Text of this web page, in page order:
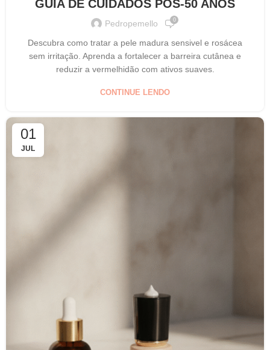
GUIA DE CUIDADOS PÓS-50 ANOS
Pedropemello 0
Descubra como tratar a pele madura sensivel e rosácea
sem irritação. Aprenda a fortalecer a barreira cutânea e
reduzir a vermelhidão com ativos suaves.
CONTINUE LENDO
01
JUL